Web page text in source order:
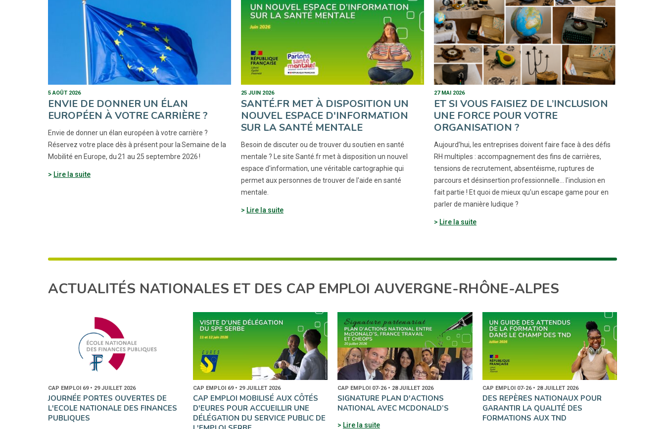
5 AOÛT 2026
ENVIE DE DONNER UN ÉLAN
EUROPÉEN À VOTRE CARRIÈRE ?
Envie de donner un élan européen à votre carrière ?
Réservez votre place dès à présent pour la Semaine de la
Mobilité en Europe, du 21 au 25 septembre 2026 !
Lire la suite
25 JUIN 2026
SANTÉ.FR MET À DISPOSITION UN
NOUVEL ESPACE D'INFORMATION
SUR LA SANTÉ MENTALE
Besoin de discuter ou de trouver du soutien en santé
mentale ? Le site Santé.fr met à disposition un nouvel
espace d'information, une véritable cartographie qui
permet aux personnes de trouver de l'aide en santé
mentale.
Lire la suite
27 MAI 2026
ET SI VOUS FAISIEZ DE L’INCLUSION
UNE FORCE POUR VOTRE
ORGANISATION ?
Aujourd’hui, les entreprises doivent faire face à des défis
RH multiples : accompagnement des fins de carrières,
tensions de recrutement, absentéisme, ruptures de
parcours et désinsertion professionnelle… l'inclusion en
fait partie ! Et quoi de mieux qu'un escape game pour en
parler de manière ludique ?
Lire la suite
ACTUALITÉS NATIONALES ET DES CAP EMPLOI AUVERGNE-RHÔNE-ALPES
CAP EMPLOI 69 • 29 JUILLET 2026
JOURNÉE PORTES OUVERTES DE
L'ECOLE NATIONALE DES FINANCES
PUBLIQUES
CAP EMPLOI 69 • 29 JUILLET 2026
CAP EMPLOI MOBILISÉ AUX CÔTÉS
D'EURES POUR ACCUEILLIR UNE
DÉLÉGATION DU SERVICE PUBLIC DE
CAP EMPLOI 07-26 • 28 JUILLET 2026
SIGNATURE PLAN D'ACTIONS
NATIONAL AVEC MCDONALD’S
Lire la suite
CAP EMPLOI 07-26 • 28 JUILLET 2026
DES REPÈRES NATIONAUX POUR
GARANTIR LA QUALITÉ DES
FORMATIONS AUX TND